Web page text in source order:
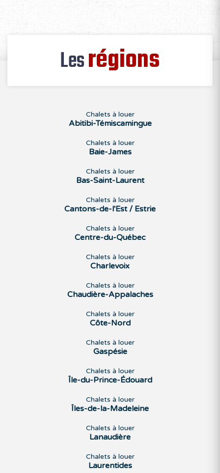
Lesrégions
Chalets à louer
Abitibi-Témiscamingue
Chalets à louer
Baie-James
Chalets à louer
Bas-Saint-Laurent
Chalets à louer
Cantons-de-l'Est / Estrie
Chalets à louer
Centre-du-Québec
Chalets à louer
Charlevoix
Chalets à louer
Chaudière-Appalaches
Chalets à louer
Côte-Nord
Chalets à louer
Gaspésie
Chalets à louer
Île-du-Prince-Édouard
Chalets à louer
Îles-de-la-Madeleine
Chalets à louer
Lanaudière
Chalets à louer
Laurentides